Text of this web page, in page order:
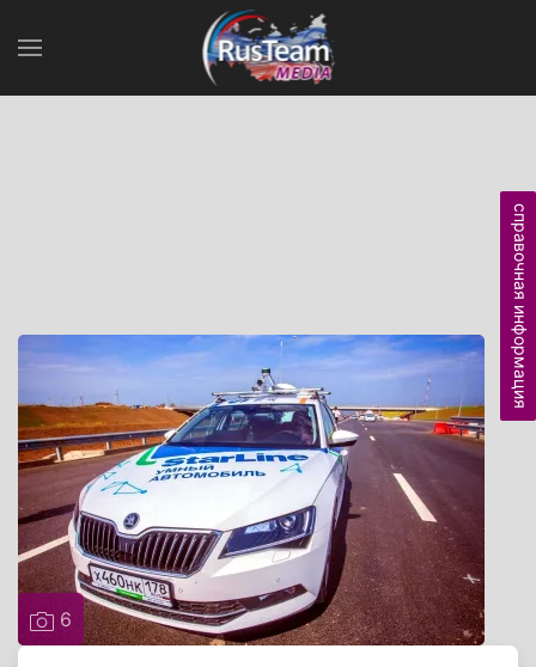
6
справочная информация